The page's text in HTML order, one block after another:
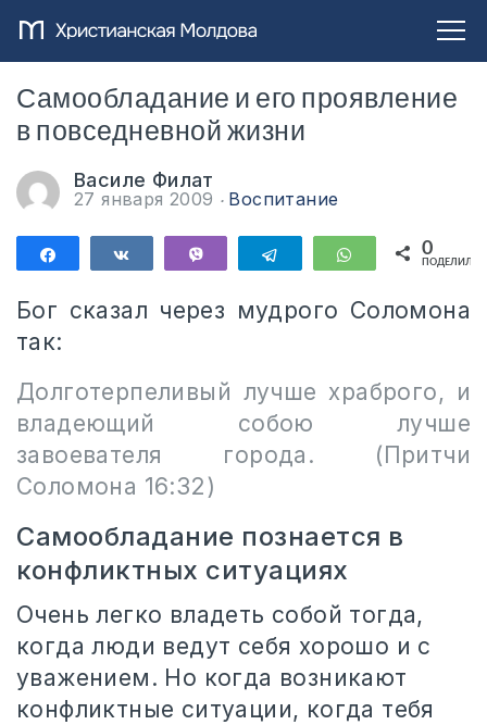
Самообладание и его проявление
в повседневной жизни
Василе Филат
27 января 2009 Воспитание
ПоделитьсяПоделиться Telegram WhatsApp
0
Бог сказал через мудрого Соломона
так:
Долготерпеливый лучше храброго, и
владеющий собою лучше
завоевателя города. (Притчи
Соломона 16:32)
Самообладание познается в
конфликтных ситуациях
Очень легко владеть собой тогда,
когда люди ведут себя хорошо и с
уважением. Но когда возникают
конфликтные ситуации, когда тебя